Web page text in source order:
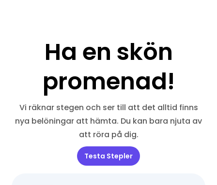
Ha en skön
promenad!
Vi räknar stegen och ser till att det alltid finns
nya belöningar att hämta. Du kan bara njuta av
att röra på dig.
Testa Stepler